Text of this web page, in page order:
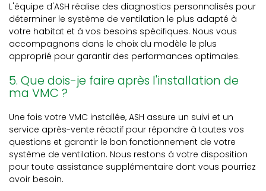
L'équipe d'ASH réalise des diagnostics personnalisés pour
déterminer le système de ventilation le plus adapté à
votre habitat et à vos besoins spécifiques. Nous vous
accompagnons dans le choix du modèle le plus
approprié pour garantir des performances optimales.
5. Que dois-je faire après l'installation de
ma VMC ?
Une fois votre VMC installée, ASH assure un suivi et un
service après-vente réactif pour répondre à toutes vos
questions et garantir le bon fonctionnement de votre
système de ventilation. Nous restons à votre disposition
pour toute assistance supplémentaire dont vous pourriez
avoir besoin.